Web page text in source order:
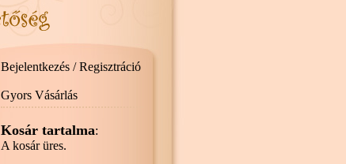
Bejelentkezés / Regisztráció
Gyors Vásárlás
Kosár tartalma:
A kosár üres.